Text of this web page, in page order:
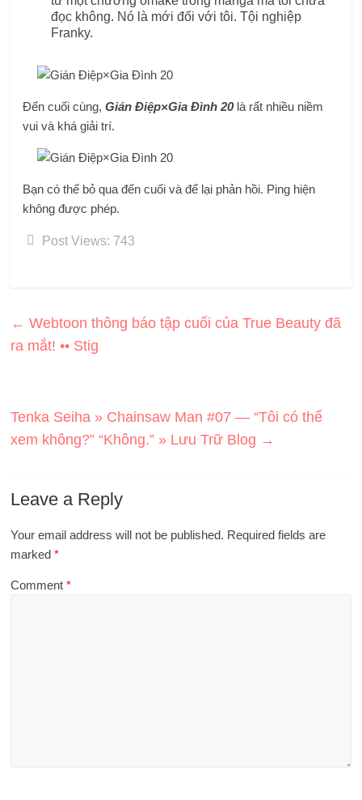
đọc không. Nó là mới đối với tôi. Tội nghiệp
Franky.
Đến cuối cùng,Gián Điệp×Gia Đình 20là rất nhiều niềm
vui và khá giải trí.
Bạn có thể bỏ qua đến cuối và để lại phản hồi. Ping hiện
không được phép.
Post Views: 743
← Webtoon thông báo tập cuối của True Beauty đã
ra mắt! •• Stig
Tenka Seiha » Chainsaw Man #07 — “Tôi có thể
xem không?” “Không.” » Lưu Trữ Blog →
Leave a Reply
Your email address will not be published. Required fields are
marked*
Comment*